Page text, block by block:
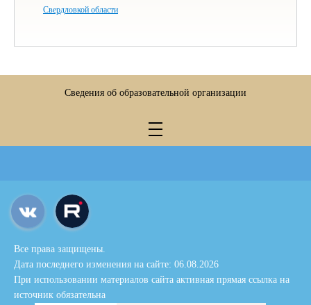
Свердловкой области
Сведения об образовательной организации
Все права защищены.
Дата последнего изменения на сайте: 06.08.2026
При использовании материалов сайта активная прямая ссылка на
источник обязательна